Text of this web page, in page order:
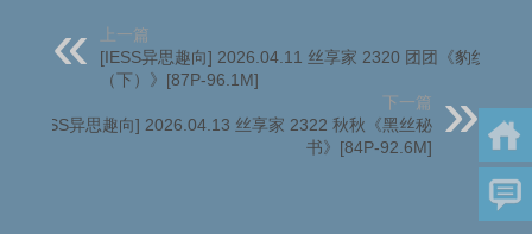
上一篇
[IESS异思趣向] 2026.04.11 丝享家 2320 团团《豹纹高跟
（下）》[87P-96.1M]
下一篇
[IESS异思趣向] 2026.04.13 丝享家 2322 秋秋《黑丝秘
书》[84P-92.6M]